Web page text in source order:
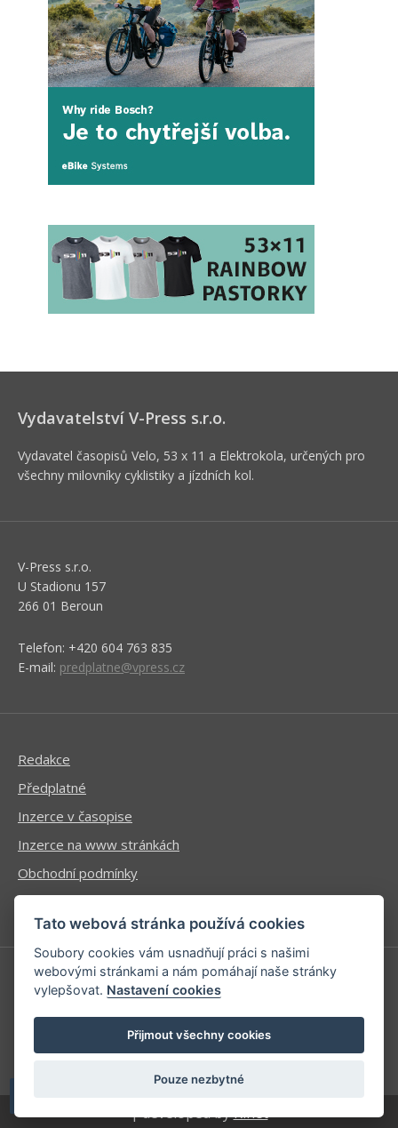
Vydavatelství V-Press s.r.o.
Vydavatel časopisů Velo, 53 x 11 a Elektrokola, určených pro
všechny milovníky cyklistiky a jízdních kol.
V-Press s.r.o.
U Stadionu 157
266 01 Beroun
Telefon: +420 604 763 835
E-mail: predplatne@vpress.cz
Redakce
Předplatné
Inzerce v časopise
Inzerce na www stránkách
Obchodní podmínky
Ochrana osobních údajů
Příhlášení | Registrace
Kontaktní informace
Mapa stránek
| developed byKinet
Tato webová stránka používá cookies
Soubory cookies vám usnadňují práci s našimi
webovými stránkami a nám pomáhají naše stránky
vylepšovat. Nastavení cookies
Přijmout všechny cookies
Pouze nezbytné